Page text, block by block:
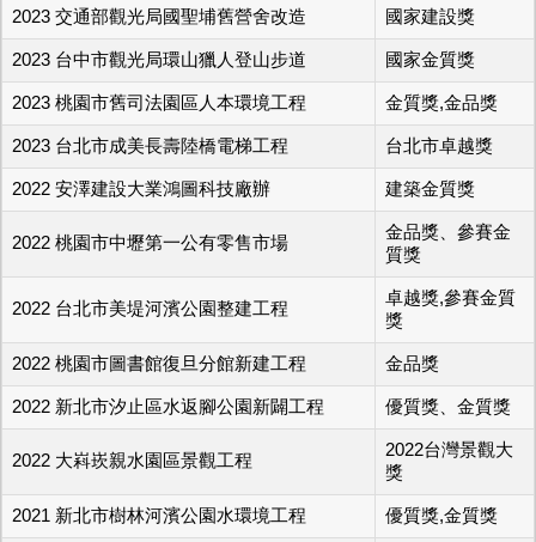
2023 交通部觀光局國聖埔舊營舍改造 國家建設獎
2023 台中市觀光局環山獵人登山步道 國家金質獎
2023 桃園市舊司法園區人本環境工程 金質獎,金品獎
2023 台北市成美長壽陸橋電梯工程 台北市卓越獎
2022 安澤建設大業鴻圖科技廠辦 建築金質獎
2022 桃園市中壢第一公有零售市場
金品獎、參賽金
質獎
2022 台北市美堤河濱公園整建工程
卓越獎,參賽金質
獎
2022 桃園市圖書館復旦分館新建工程 金品獎
2022 新北市汐止區水返腳公園新闢工程 優質獎、金質獎
2022 大嵙崁親水園區景觀工程
2022台灣景觀大
獎
2021 新北市樹林河濱公園水環境工程 優質獎,金質獎